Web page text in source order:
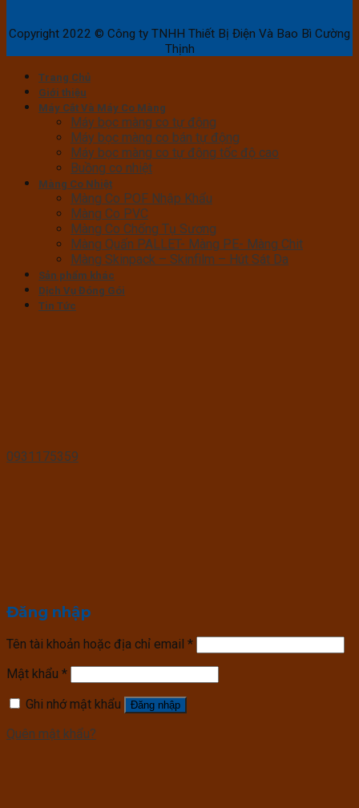
Copyright 2022 © Công ty TNHH Thiết Bị Điện Và Bao Bì Cường
Thịnh
Trang Chủ
Giới thiệu
Máy Cắt Và Máy Co Màng
Máy bọc màng co tự động
Máy bọc màng co bán tự động
Máy bọc màng co tự động tốc độ cao
Buồng co nhiệt
Màng Co Nhiệt
Màng Co POF Nhập Khẩu
Màng Co PVC
Màng Co Chống Tụ Sương
Màng Quấn PALLET- Màng PE- Màng Chit
Màng Skinpack – Skinfilm – Hút Sát Da
Sản phẩm khác
Dịch Vụ Đóng Gói
Tin Tức
0931175359
Đăng nhập
Tên tài khoản hoặc địa chỉ email *
Mật khẩu *
Ghi nhớ mật khẩu
Đăng nhập
Quên mật khẩu?